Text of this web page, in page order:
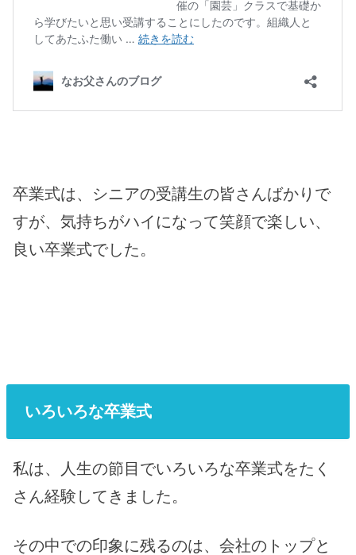
卒業式は、シニアの受講生の皆さんばかりで
すが、気持ちがハイになって笑顔で楽しい、
良い卒業式でした。
いろいろな卒業式
私は、人生の節目でいろいろな卒業式をたく
さん経験してきました。
その中での印象に残るのは、会社のトップと